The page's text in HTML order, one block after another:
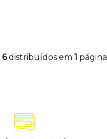
6distribuídos em 1 página